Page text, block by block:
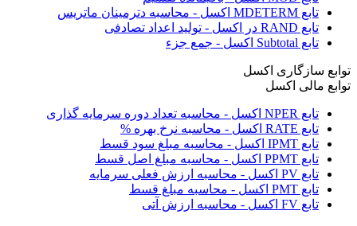
تابع MDETERM اکسل - محاسبه دترمینان ماتریس
تابع RAND در اکسل - تولید اعداد تصادفی
تابع Subtotal اکسل - جمع جزء
توابع سازگاری اکسل
توابع مالی اکسل
تابع NPER اکسل - محاسبه تعداد دوره سرمایه گذاری
تابع RATE اکسل - محاسبه نرخ بهره %
تابع IPMT اکسل - محاسبه مبلغ سود قسط
تابع PPMT اکسل - محاسبه مبلغ اصل قسط
تابع PV اکسل - محاسبه ارزش فعلی سرمایه
تابع PMT اکسل - محاسبه مبلغ قسط
تابع FV اکسل - محاسبه ارزش آتی